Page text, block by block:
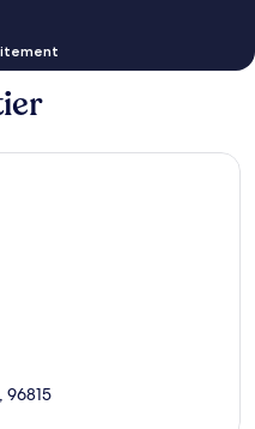
96815